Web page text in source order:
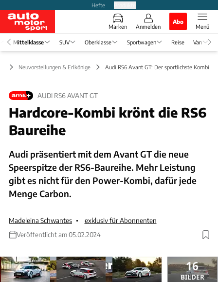
Hefte
Marken Anmelden
Abo
Menü
Mittelklasse SUV Oberklasse Sportwagen Reise Van
Neuvorstellungen & Erlkönige Audi RS6 Avant GT: Der sportlichste Kombi
AUDI RS6 AVANT GT
Hardcore-Kombi krönt die RS6
Baureihe
Audi präsentiert mit dem Avant GT die neue
Speerspitze der RS6-Baureihe. Mehr Leistung
gibt es nicht für den Power-Kombi, dafür jede
Menge Carbon.
Madeleina Schwantes
exklusiv für Abonnenten
Veröffentlicht am 05.02.2024
16
BILDER